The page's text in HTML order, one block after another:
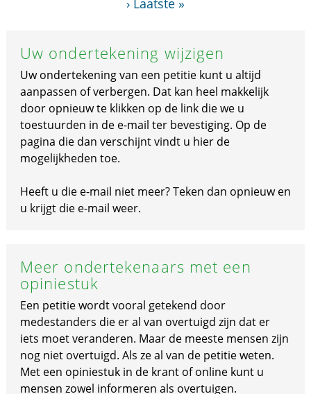
› Laatste »
Uw ondertekening wijzigen
Uw ondertekening van een petitie kunt u altijd
aanpassen of verbergen. Dat kan heel makkelijk
door opnieuw te klikken op de link die we u
toestuurden in de e-mail ter bevestiging. Op de
pagina die dan verschijnt vindt u hier de
mogelijkheden toe.
Heeft u die e-mail niet meer? Teken dan opnieuw en
u krijgt die e-mail weer.
Meer ondertekenaars met een
opiniestuk
Een petitie wordt vooral getekend door
medestanders die er al van overtuigd zijn dat er
iets moet veranderen. Maar de meeste mensen zijn
nog niet overtuigd. Als ze al van de petitie weten.
Met een opiniestuk in de krant of online kunt u
mensen zowel informeren als overtuigen.